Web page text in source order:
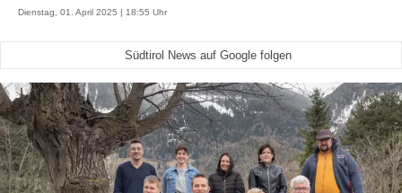
Dienstag, 01. April 2025 | 18:55 Uhr
Südtirol News auf Google folgen